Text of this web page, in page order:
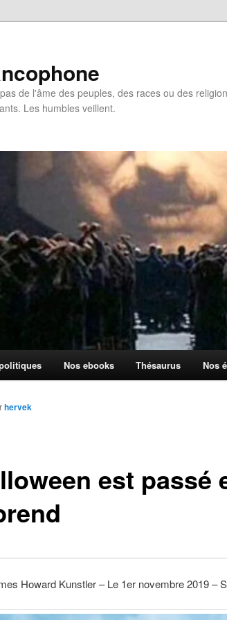
de l'âme des peuples, des races ou des
Les humbles veillent.
Nos ebooks Thésaurus Nos
est passé
hervek
Howard Kunstler – Le 1er novembre 2019 –